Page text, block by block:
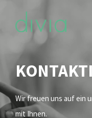
Wir freuen uns auf ein
mit Ihnen.